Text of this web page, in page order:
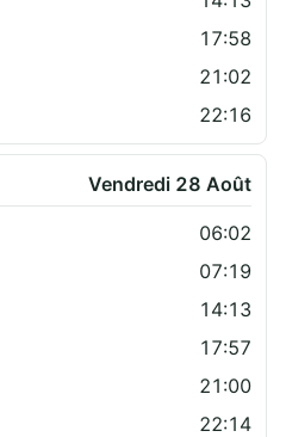
17:58
21:02
22:16
Vendredi 28 Août
06:02
07:19
14:13
17:57
21:00
22:14